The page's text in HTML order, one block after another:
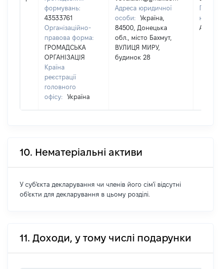
формувань:
43533761
Організаційно-
правова форма:
ГРОМАДСЬКА
ОРГАНІЗАЦІЯ
Країна
реєстрації
головного
офісу:
Україна
Адреса юридичної
особи:
Україна,
84500, Донецька
обл., місто Бахмут,
ВУЛИЦЯ МИРУ,
будинок 28
По
10. Нематеріальні активи
У суб'єкта декларування чи членів його сім'ї відсутні
об'єкти для декларування в цьому розділі.
11. Доходи, у тому числі подарунки